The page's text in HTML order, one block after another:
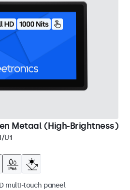
Metaal (High-Brightness)
U1
multi-touch paneel